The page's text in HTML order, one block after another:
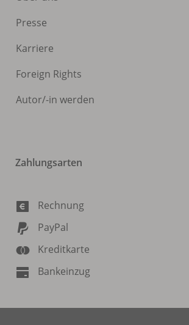
Presse
Karriere
Foreign Rights
Autor/-in werden
Zahlungsarten
Rechnung
PayPal
Kreditkarte
Bankeinzug